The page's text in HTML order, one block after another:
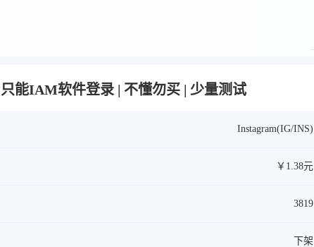
能IAM软件登录 | 不懂勿买 | 少量测试
Instagram(IG/INS)
￥1.38元
3819
下架